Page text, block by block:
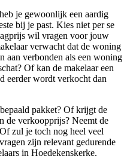
je gewoonlijk een aardig
bij je past. Kies niet per se
wil vragen voor jouw
verwacht dat de woning
aan verbonden als een woning
Of kan de makelaar een
eerder wordt verkocht dan
pakket? Of krijgt de
de verkoopprijs? Neemt de
zul je toch nog heel veel
zijn relevant gedurende
in Hoedekenskerke.